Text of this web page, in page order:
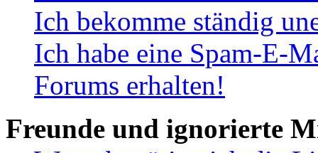
Ich bekomme ständig
Ich habe eine Spam-E-
Forums erhalten!
Freunde und ignorierte